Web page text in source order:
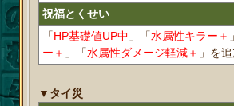
祝福とくせい
「HP基礎値UP中 」「水属性キラー＋
ー＋ 」「水属性ダメージ軽減＋ 」を
▼タイ災